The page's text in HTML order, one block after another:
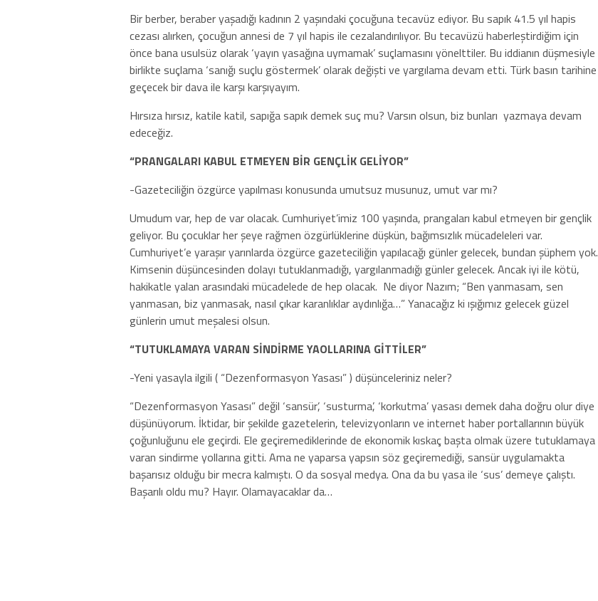
Bir berber, beraber yaşadığı kadının 2 yaşındaki çocuğuna tecavüz ediyor. Bu sapık 41.5 yıl hapis
cezası alırken, çocuğun annesi de 7 yıl hapis ile cezalandırılıyor. Bu tecavüzü haberleştirdiğim için
önce bana usulsüz olarak ‘yayın yasağına uymamak’ suçlamasını yönelttiler. Bu iddianın düşmesiyle
birlikte suçlama ‘sanığı suçlu göstermek’ olarak değişti ve yargılama devam etti. Türk basın tarihine
geçecek bir dava ile karşı karşıyayım.
Hırsıza hırsız, katile katil, sapığa sapık demek suç mu? Varsın olsun, biz bunları yazmaya devam
edeceğiz.
“PRANGALARI KABUL ETMEYEN BİR GENÇLİK GELİYOR”
-Gazeteciliğin özgürce yapılması konusunda umutsuz musunuz, umut var mı?
Umudum var, hep de var olacak. Cumhuriyet’imiz 100 yaşında, prangaları kabul etmeyen bir gençlik
geliyor. Bu çocuklar her şeye rağmen özgürlüklerine düşkün, bağımsızlık mücadeleleri var.
Cumhuriyet’e yaraşır yarınlarda özgürce gazeteciliğin yapılacağı günler gelecek, bundan şüphem yok.
Kimsenin düşüncesinden dolayı tutuklanmadığı, yargılanmadığı günler gelecek. Ancak iyi ile kötü,
hakikatle yalan arasındaki mücadelede de hep olacak. Ne diyor Nazım; “Ben yanmasam, sen
yanmasan, biz yanmasak, nasıl çıkar karanlıklar aydınlığa…” Yanacağız ki ışığımız gelecek güzel
günlerin umut meşalesi olsun.
“TUTUKLAMAYA VARAN SİNDİRME YAOLLARINA GİTTİLER”
-Yeni yasayla ilgili ( “Dezenformasyon Yasası” ) düşünceleriniz neler?
“Dezenformasyon Yasası” değil ‘sansür’, ‘susturma’, ‘korkutma’ yasası demek daha doğru olur diye
düşünüyorum. İktidar, bir şekilde gazetelerin, televizyonların ve internet haber portallarının büyük
çoğunluğunu ele geçirdi. Ele geçiremediklerinde de ekonomik kıskaç başta olmak üzere tutuklamaya
varan sindirme yollarına gitti. Ama ne yaparsa yapsın söz geçiremediği, sansür uygulamakta
başarısız olduğu bir mecra kalmıştı. O da sosyal medya. Ona da bu yasa ile ‘sus’ demeye çalıştı.
Başarılı oldu mu? Hayır. Olamayacaklar da…